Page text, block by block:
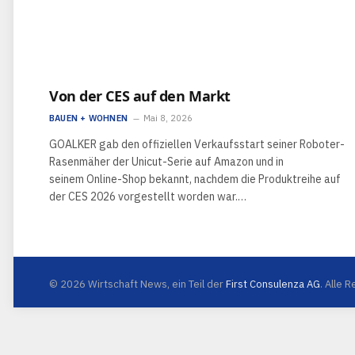
Von der CES auf den Markt
BAUEN + WOHNEN Mai 8, 2026
GOALKER gab den offiziellen Verkaufsstart seiner Roboter-
Rasenmäher der Unicut-Serie auf Amazon und in
seinem Online-Shop bekannt, nachdem die Produktreihe auf
der CES 2026 vorgestellt worden war.…
© 2026 Wirtschaft News, ein Teil derFirst Consulenza AG. Alle